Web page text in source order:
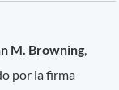
M. Browning
por la firma